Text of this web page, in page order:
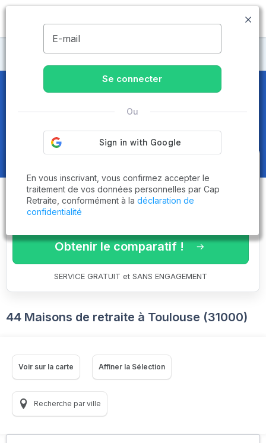
MENU
Maisons de retraite Haute-Garonne
EHPAD et Maisons de retraite à
Toulouse (31000)
Obtenez le
comparatif des
établissementsadaptés à vos
critères en 3 minutes !
Obtenir le comparatif !
SERVICE GRATUIT et SANS ENGAGEMENT
44 Maisons de retraite à Toulouse (31000)
Voir sur la carte Affiner la Sélection
Recherche par ville
E-mail
Se connecter
Ou
En vous inscrivant, vous confirmez accepter le
traitement de vos données personnelles par Cap
Retraite, conformément à la déclaration de
confidentialité